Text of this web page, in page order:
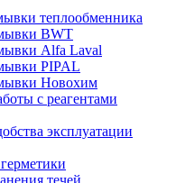
теплообменника
BWT
Alfa Laval
PIPAL
Новохим
с реагентами
эксплуатации
течей